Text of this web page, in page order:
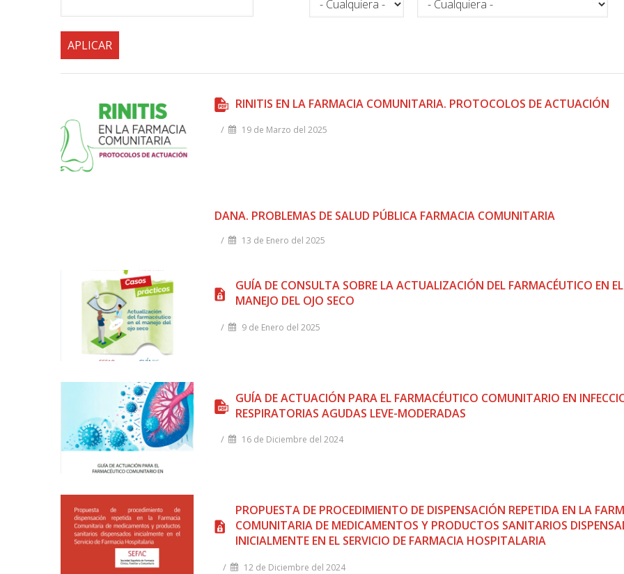
la
navegación
RINITIS EN LA FARMACIA COMUNITARIA. PROTOCOLOS DE ACTUACIÓN
/ 19 de Marzo del 2025
DANA. PROBLEMAS DE SALUD PÚBLICA FARMACIA COMUNITARIA
/ 13 de Enero del 2025
GUÍA DE CONSULTA SOBRE LA ACTUALIZACIÓN DEL FARMACÉUTICO EN EL
MANEJO DEL OJO SECO
/ 9 de Enero del 2025
GUÍA DE ACTUACIÓN PARA EL FARMACÉUTICO COMUNITARIO EN
RESPIRATORIAS AGUDAS LEVE-MODERADAS
/ 16 de Diciembre del 2024
PROPUESTA DE PROCEDIMIENTO DE DISPENSACIÓN REPETIDA EN LA
COMUNITARIA DE MEDICAMENTOS Y PRODUCTOS SANITARIOS
INICIALMENTE EN EL SERVICIO DE FARMACIA HOSPITALARIA
/ 12 de Diciembre del 2024